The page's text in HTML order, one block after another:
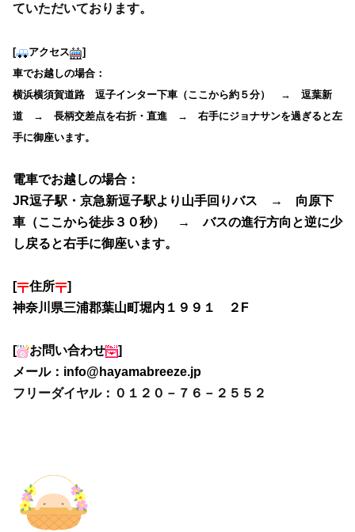
ていただいております。
[ アクセス
]
車でお越しの場合：
横浜横須賀道路 逗子インター下車（ここから約５分） → 逗葉新
道 → 長柄交差点を右折・直進 → 右手にジョナサンを過ぎると左
手に御座います。
電車でお越しの場合：
J R逗子駅・京急新逗子駅より山手回りバス → 向原下
車（ここから徒歩３０秒） → バスの進行方向と逆に少
し戻ると右手に御座います。
[ 住所
]
神奈川県三浦郡葉山町堀内１９９１ ２F
[ お問い合わせ
]
メール： info@hayamabreeze.jp
フリーダイヤル：０１２０－７６－２５５２